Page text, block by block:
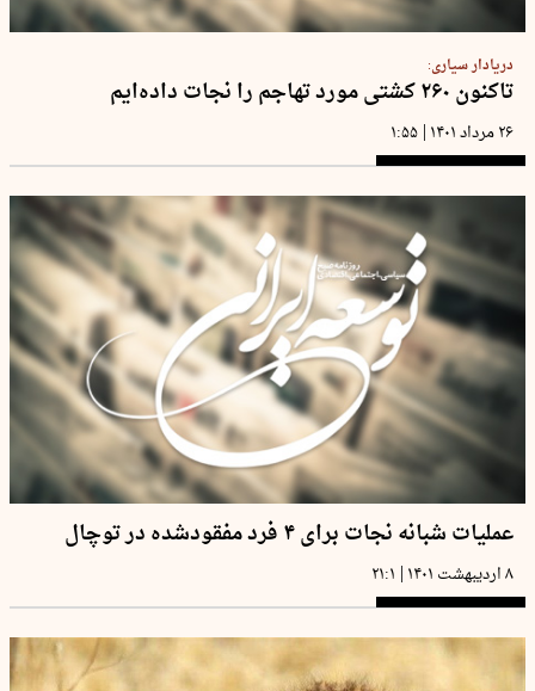
دریادار سیاری:
تاکنون ۲۶۰ کشتی مورد تهاجم را نجات داده‌ایم
۲۶ مرداد ۱۴۰۱ | ۱:۵۵
عملیات شبانه نجات برای ۴ فرد مفقودشده در توچال
۸ اردیبهشت ۱۴۰۱ | ۲۱:۱